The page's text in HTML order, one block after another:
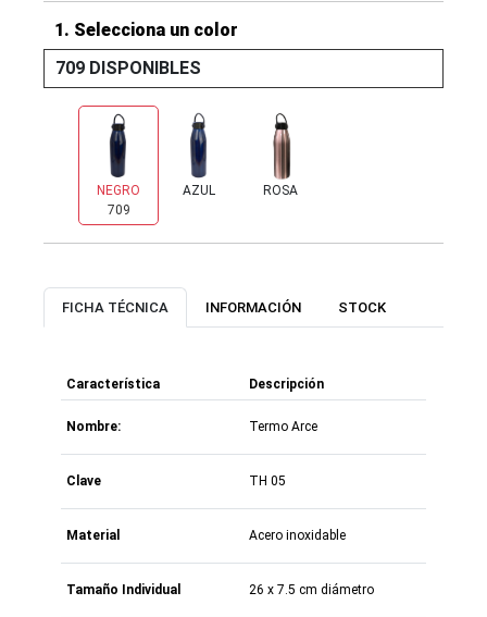
1. Selecciona un color
709 DISPONIBLES
NEGRO
709
AZUL
ROSA
FICHA TÉCNICA INFORMACIÓN STOCK
Característica Descripción
Nombre: Termo Arce
Clave TH 05
Material Acero inoxidable
Tamaño Individual 26 x 7.5 cm diámetro